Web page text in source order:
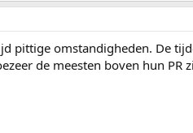
pittige omstandigheden. De
de meesten boven hun